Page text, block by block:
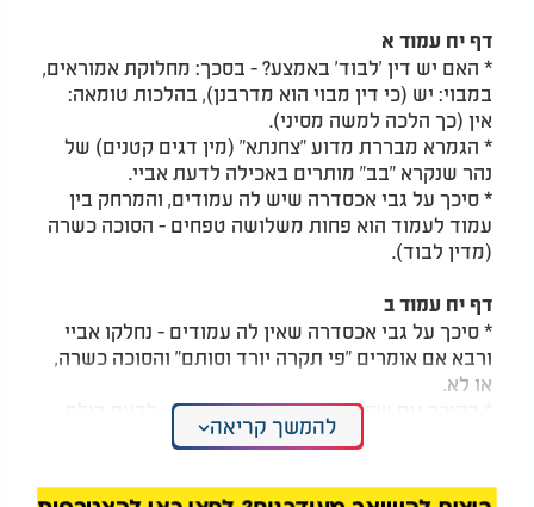
דף יח עמוד א
* האם יש דין 'לבוד' באמצע? - בסכך: מחלוקת אמוראים,
במבוי: יש (כי דין מבוי הוא מדרבנן), בהלכות טומאה:
אין (כך הלכה למשה מסיני).
* הגמרא מבררת מדוע "צחנתא" (מין דגים קטנים) של
נהר שנקרא "בב" מותרים באכילה לדעת אביי.
* סיכך על גבי אכסדרה שיש לה עמודים, והמרחק בין
עמוד לעמוד הוא פחות משלושה טפחים - הסוכה כשרה
(מדין לבוד).
דף יח עמוד ב
* סיכך על גבי אכסדרה שאין לה עמודים - נחלקו אביי
ורבא אם אומרים "פי תקרה יורד וסותם" והסוכה כשרה,
או לא.
* בסוכה עם שתי דפנות מקבילות בלבד - לדעת כולם
לא אומרים "פי תקרה יורד וסותם" (כיון שרבים עוברים
* אכסדרה בבקעה - נחלקו רב ושמואל אם נחשבת
להמשך קריאה